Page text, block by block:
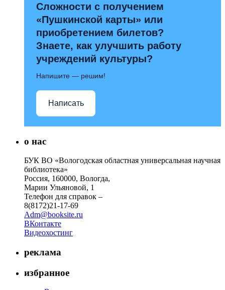
Сложности с получением
«Пушкинской карты» или
приобретением билетов?
Знаете, как улучшить работу
учреждений культуры?
Напишите — решим!
Написать
о нас
БУК ВО «Вологодская областная универсальная научная
библиотека»
Россия, 160000, Вологда,
Марии Ульяновой, 1
Телефон для справок –
8(8172)21-17-69
Adm@booksite.ru
ВКонтакте
Видеохостинг
реклама
избранное